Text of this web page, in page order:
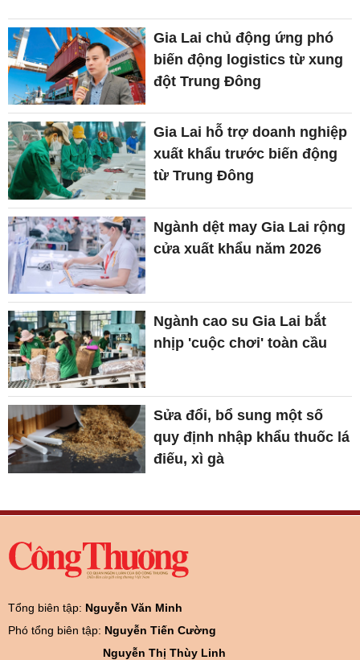
Gia Lai chủ động ứng phó
biến động logistics từ xung
đột Trung Đông
Gia Lai hỗ trợ doanh nghiệp
xuất khẩu trước biến động
từ Trung Đông
Ngành dệt may Gia Lai rộng
cửa xuất khẩu năm 2026
Ngành cao su Gia Lai bắt
nhịp 'cuộc chơi' toàn cầu
Sửa đổi, bổ sung một số
quy định nhập khẩu thuốc lá
điếu, xì gà
Tổng biên tập: Nguyễn Văn Minh
Phó tổng biên tập: Nguyễn Tiến Cường
Nguyễn Thị Thùy Linh